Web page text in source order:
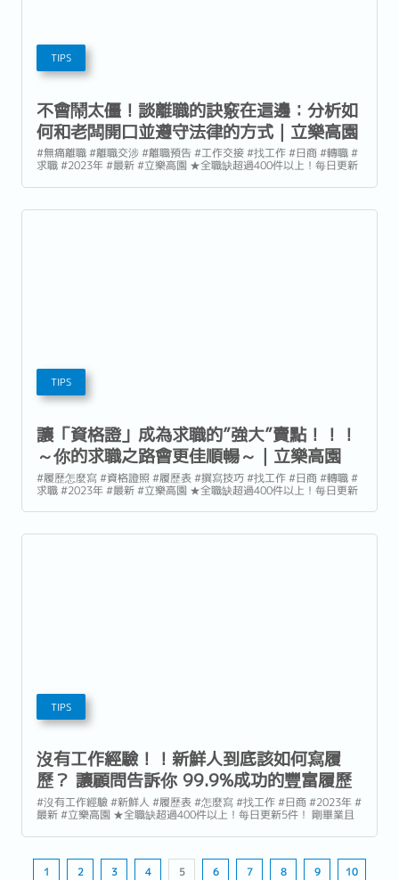
TIPS
不會鬧太僵！談離職的訣竅在這邊：分析如
何和老闆開口並遵守法律的方式｜立樂高園
Reeracoen
#無痛離職 #離職交涉 #離職預告 #工作交接 #找工作 #日商 #轉職 #
求職 #2023年 #最新 #立樂高園 ★全職缺超過400件以上！每日更新
良遇到沮喪的事情時、工作2~3年已經無成長性的工作內容、同儕之
TIPS
讓「資格證」成為求職的”強大”賣點！！！
～你的求職之路會更佳順暢～｜立樂高園
Reeracoen
#履歷怎麼寫 #資格證照 #履歷表 #撰寫技巧 #找工作 #日商 #轉職 #
求職 #2023年 #最新 #立樂高園 ★全職缺超過400件以上！每日更新
TIPS
沒有工作經驗！！新鮮人到底該如何寫履
歷？ 讓顧問告訴你 99.9%成功的豐富履歷
製作法！|立樂高園Reeracoen
#沒有工作經驗 #新鮮人 #履歷表 #怎麼寫 #找工作 #日商 #2023年 #
最新 #立樂高園 ★全職缺超過400件以上！每日更新5件！ 剛畢業且
「這麼多的履歷中，該如何脫穎而出讓面試官看到我的履歷呢？」...
1 2 3 4 5 6 7 8 9 10